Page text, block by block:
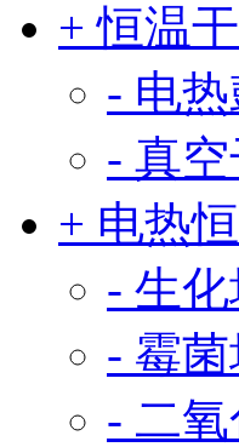
+ 恒温
- 电
- 真
+ 电热
- 生
- 霉
- 二